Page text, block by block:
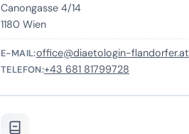
Canongasse 4/14
1180 Wien
E-MAIL:office@diaetologin-flandorfer.at
TELEFON:+43 681 81799728